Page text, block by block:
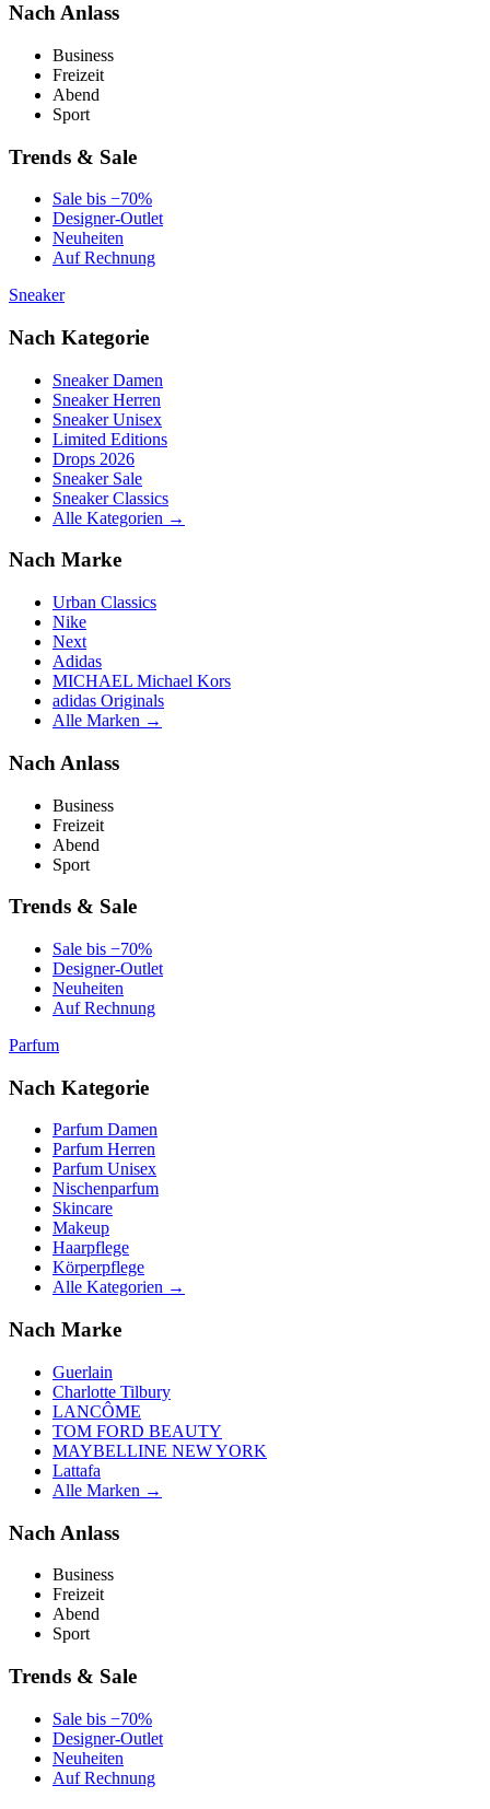
Nach Anlass
Business
Freizeit
Abend
Sport
Trends & Sale
Sale bis −70%
Designer-Outlet
Neuheiten
Auf Rechnung
Sneaker
Nach Kategorie
Sneaker Damen
Sneaker Herren
Sneaker Unisex
Limited Editions
Drops 2026
Sneaker Sale
Sneaker Classics
Alle Kategorien →
Nach Marke
Urban Classics
Nike
Next
Adidas
MICHAEL Michael Kors
adidas Originals
Alle Marken →
Nach Anlass
Business
Freizeit
Abend
Sport
Trends & Sale
Sale bis −70%
Designer-Outlet
Neuheiten
Auf Rechnung
Parfum
Nach Kategorie
Parfum Damen
Parfum Herren
Parfum Unisex
Nischenparfum
Skincare
Makeup
Haarpflege
Körperpflege
Alle Kategorien →
Nach Marke
Guerlain
Charlotte Tilbury
LANCÔME
TOM FORD BEAUTY
MAYBELLINE NEW YORK
Lattafa
Alle Marken →
Nach Anlass
Business
Freizeit
Abend
Sport
Trends & Sale
Sale bis −70%
Designer-Outlet
Neuheiten
Auf Rechnung